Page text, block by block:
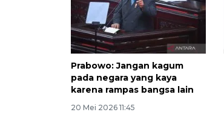
Prabowo: Jangan kagum
pada negara yang kaya
karena rampas bangsa lain
20 Mei 2026 11:45